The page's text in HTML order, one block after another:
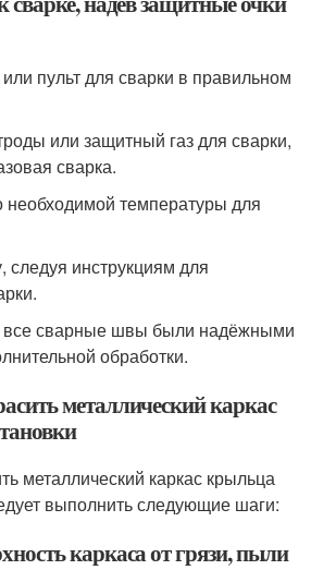
пульт для сварки в правильном
или защитный газ для сварки,
сварка.
необходимой температуры для
следуя инструкциям для
все сварные швы были надёжными
обработки.
металлический каркас
металлический каркас крыльца
выполнить следующие шаги:
каркаса от грязи, пыли